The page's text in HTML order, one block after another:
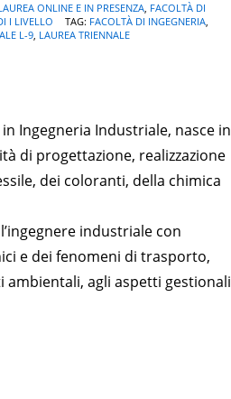
ONLINE E IN PRESENZA, FACOLTÀ DI
I LIVELLO TAG: FACOLTÀ DI INGEGNERIA,
L-9, LAUREA TRIENNALE
Ingegneria Industriale, nasce in
di progettazione, realizzazione
dei coloranti, della chimica
industriale con
e dei fenomeni di trasporto,
agli aspetti gestionali